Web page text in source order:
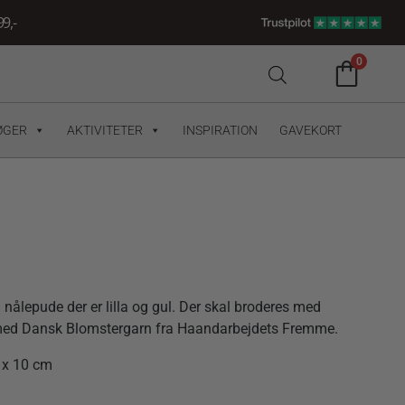
0
AKTIVITETER INSPIRATION GAVEKORT
der er lilla og gul. Der skal broderes med
Dansk Blomstergarn fra Haandarbejdets Fremme.
10 cm